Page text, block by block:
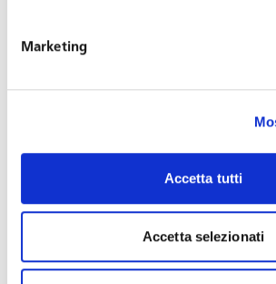
Marketing
Accetta tutti
Accetta selezionati
Il convegno, organizzato in
FordHarrison, studio americano
quest’anno si svolgerà a Chicago il 7
provenienti da tutto il mondo
L’avvocato Franco Toffoletto sarà
employment challenges in the
global perspective” incentrata sul